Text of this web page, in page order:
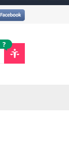
?